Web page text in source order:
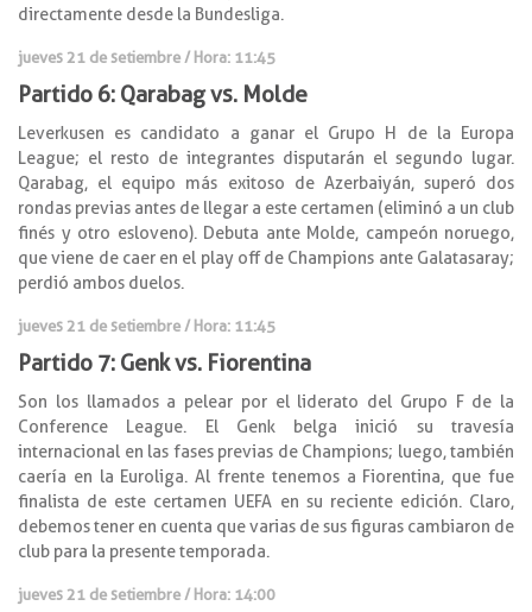
directamente desde la Bundesliga.
jueves 21 de setiembre / Hora: 11:45
Partido 6: Qarabag vs. Molde
Leverkusen es candidato a ganar el Grupo H de la Europa
League; el resto de integrantes disputarán el segundo lugar.
Qarabag, el equipo más exitoso de Azerbaiyán, superó dos
rondas previas antes de llegar a este certamen (eliminó a un club
finés y otro esloveno). Debuta ante Molde, campeón noruego,
que viene de caer en el play off de Champions ante Galatasaray;
perdió ambos duelos.
jueves 21 de setiembre / Hora: 11:45
Partido 7: Genk vs. Fiorentina
Son los llamados a pelear por el liderato del Grupo F de la
Conference League. El Genk belga inició su travesía
internacional en las fases previas de Champions; luego, también
caería en la Euroliga. Al frente tenemos a Fiorentina, que fue
finalista de este certamen UEFA en su reciente edición. Claro,
debemos tener en cuenta que varias de sus figuras cambiaron de
club para la presente temporada.
jueves 21 de setiembre / Hora: 14:00